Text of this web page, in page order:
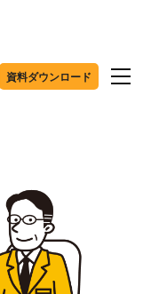
資料ダウンロード